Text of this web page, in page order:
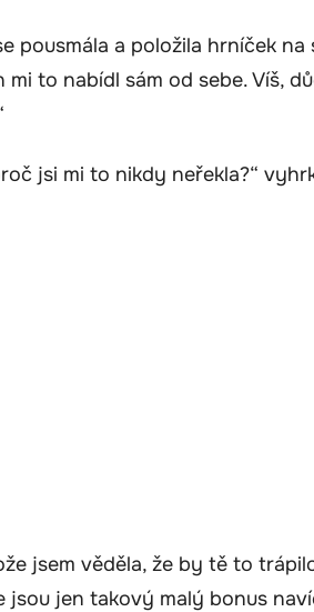
pousmála a položila hrníček
mi to nabídl sám od sebe. Víš,
jsi mi to nikdy neřekla?“
jsem věděla, že by tě to
jsou jen takový malý bonus